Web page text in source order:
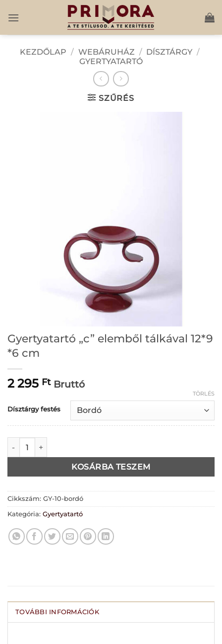
KEZDŐLAP / WEBÁRUHÁZ / DÍSZTÁRGY /
GYERTYATARTÓ
SZŰRÉS
Gyertyatartó „c” elemből tálkával 12*9
*6 cm
2 295 Ft Bruttó
Dísztárgy festés
TÖRLÉS
Gyertyatartó "c" elemből tálkával 12*9 *6 cm mennyiség
KOSÁRBA TESZEM
Cikkszám: GY-10-bordó
Kategória: Gyertyatartó
TOVÁBBI INFORMÁCIÓK